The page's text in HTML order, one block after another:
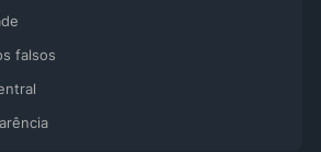
falsos